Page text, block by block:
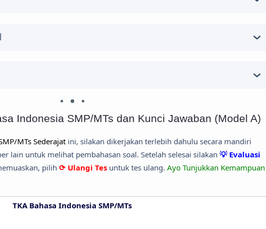
Indonesia SMP/MTs dan Kunci Jawaban (Model A)
MTs Sederajat ini, silakan dikerjakan terlebih dahulu secara mandiri
lain untuk melihat pembahasan soal. Setelah selesai silakan 💡 Evaluasi
pilih ⟳ Ulangi Tes untuk tes ulang. Ayo Tunjukkan Kemampuan
TKA Bahasa Indonesia SMP/MTs